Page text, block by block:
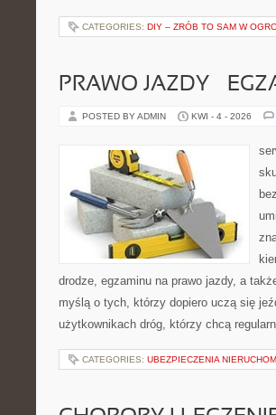
CATEGORIES: DIY – ZRÓB TO SAM W
PRAWO JAZDY –
POSTED BY ADMIN KWI - 4 - 2026
drodze, egzaminu na prawo jazdy, a
myślą o tych, którzy dopiero uczą się
użytkownikach dróg, którzy chcą
CATEGORIES: UBEZPIECZENIA